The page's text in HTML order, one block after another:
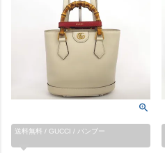
送料無料 / GUCCI / バンブー